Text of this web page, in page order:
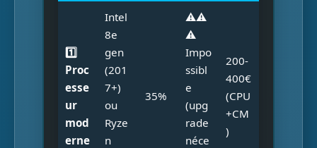
1️⃣
Proc
esse
ur
mod
erne
Intel
8e
gen
(201
7+)
ou
Ryze
n
35%
⚠️⚠️
⚠️
Impo
ssibl
e
(upg
rade
néce
200-
400€
(CPU
+CM
)